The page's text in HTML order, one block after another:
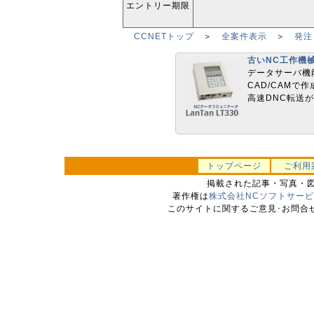
エントリー期限
CCNETトップ ＞ 全案件表示 ＞ 発
古いNC工作機
データサーバ
CAD/CAMで作
高速DNC転送
トップページ
ご利用
掲載された記事・写真・
著作権は株式会社NCソフトサー
このサイトに関するご意見･お問